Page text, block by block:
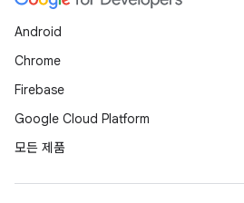
Android
Chrome
Firebase
Google Cloud Platform
모든 제품